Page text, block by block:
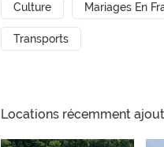
Culture Mariages En
Transports
Locations récemment